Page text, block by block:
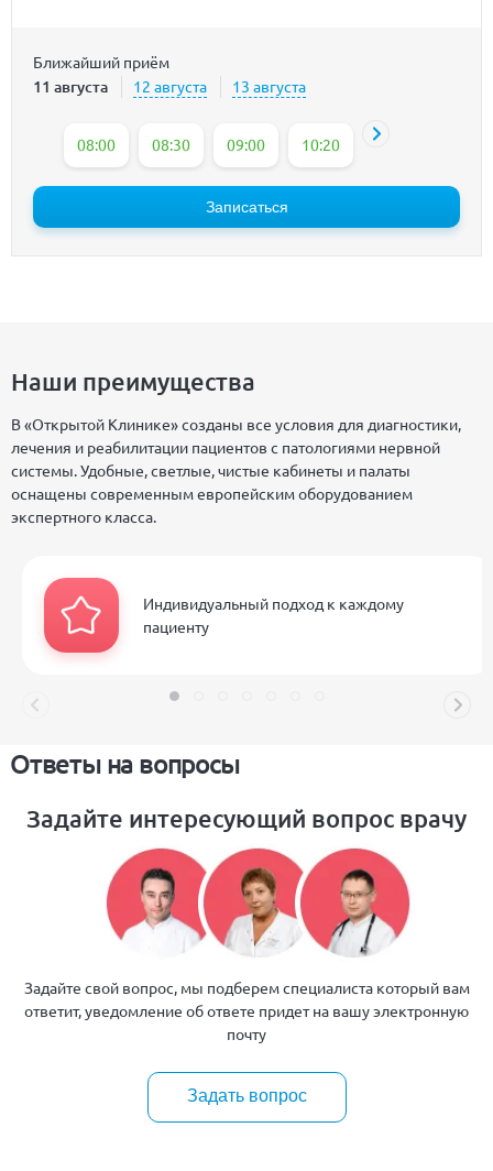
Ближайший приём
11 августа 12 августа 13 августа
08:00 08:30 09:00 10:20 10:50
Записаться
Ответы на вопросы
Задайте интересующий вопрос врачу
Задайте свой вопрос, мы подберем специалиста который вам
ответит, уведомление об ответе придет на вашу электронную
почту
Задать вопрос
Наши преимущества
В «Открытой Клинике» созданы все условия для диагностики,
лечения и реабилитации пациентов с патологиями нервной
системы. Удобные, светлые, чистые кабинеты и палаты
оснащены современным европейским оборудованием
экспертного класса.
Индивидуальный подход к каждому
пациенту